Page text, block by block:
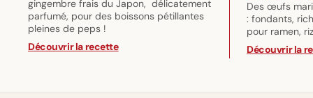
gingembre frais du Japon, délicatement
parfumé, pour des boissons pétillantes
pleines de peps !
Découvrir la recette
Des œufs
: fondants,
pour ramen,
Découvrir la